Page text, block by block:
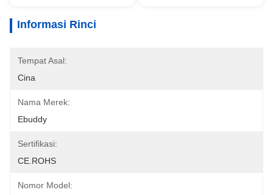
Informasi Rinci
Tempat Asal:
Cina
Nama Merek:
Ebuddy
Sertifikasi:
CE.ROHS
Nomor Model: